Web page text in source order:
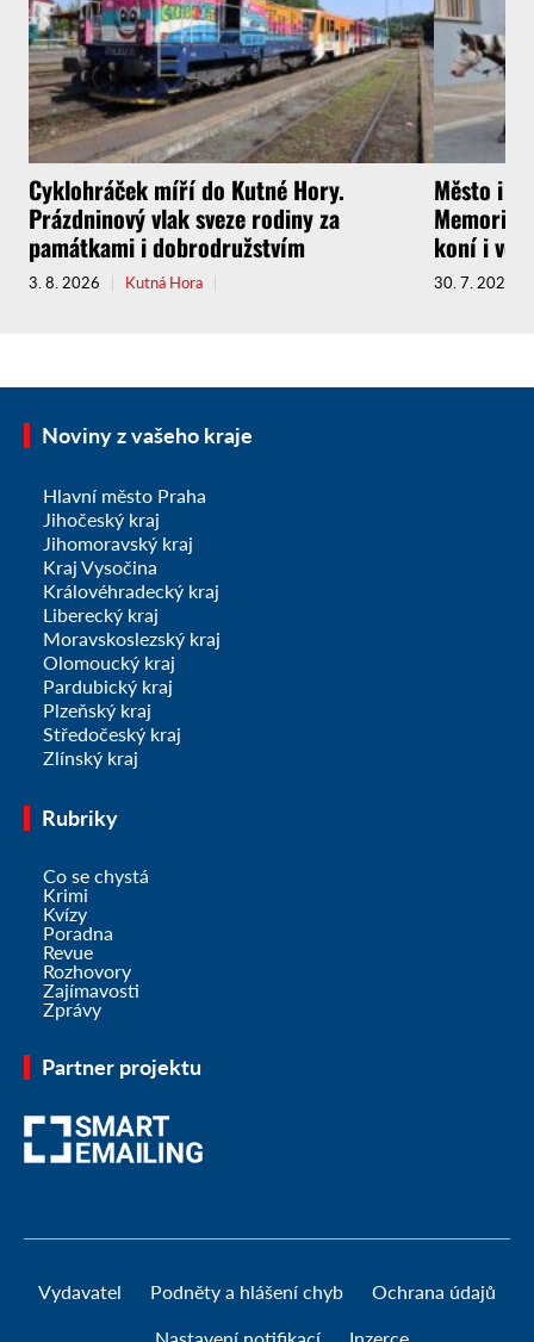
Cyklohráček míří do Kutné Hory.
Prázdninový vlak sveze rodiny za
památkami i dobrodružstvím
3. 8. 2026 Kutná Hora
Město i
Memoriál
koní i
30. 7. 2026
Noviny z vašeho kraje
Hlavní město Praha
Jihočeský kraj
Jihomoravský kraj
Kraj Vysočina
Královéhradecký kraj
Liberecký kraj
Moravskoslezský kraj
Olomoucký kraj
Pardubický kraj
Plzeňský kraj
Středočeský kraj
Zlínský kraj
Rubriky
Co se chystá
Krimi
Kvízy
Poradna
Revue
Rozhovory
Zajímavosti
Zprávy
Partner projektu
Vydavatel Podněty a hlášení chyb Ochrana údajů